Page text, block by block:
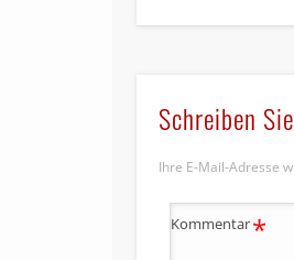
Schreiben
Ihre E-Mail-Adresse
Kommentar*